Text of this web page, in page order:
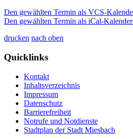
Den gewählten Termin als VCS-
Den gewählten Termin als iCal-
drucken nach oben
Quicklinks
Kontakt
Inhaltsverzeichnis
Impressum
Datenschutz
Barrierefreiheit
Notrufe und Notdienste
Stadtplan der Stadt Miesbach